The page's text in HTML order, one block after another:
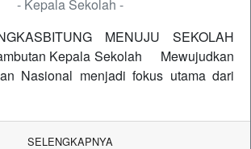
- Kepala Sekolah -
MENUJU SEKOLAH
Kepala Sekolah Mewujudkan
Nasional menjadi fokus utama dari
SELENGKAPNYA